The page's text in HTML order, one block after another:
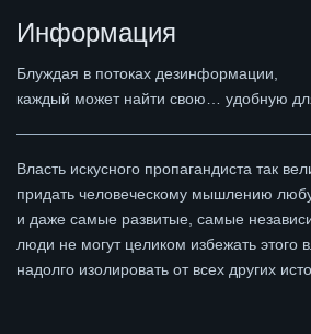
Информация
Блуждая в потоках дезинформации,
каждый может найти свою… удобную
Власть искусного пропагандиста так
придать человеческому мышлению
и даже самые развитые, самые
люди не могут целиком избежать этого
надолго изолировать от всех других